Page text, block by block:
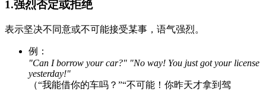
1.强烈否定或拒绝
表示坚决不同意或不可能接受某事，语气强烈。
例：
"Can I borrow your car?" "No way! You just got your license
yesterday!"
（“我能借你的车吗？”“不可能！你昨天才拿到驾